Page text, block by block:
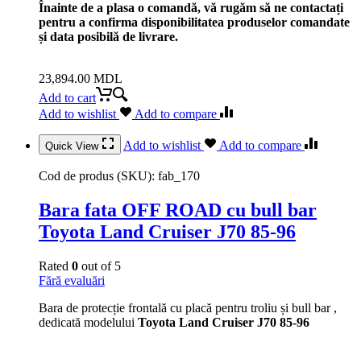
Înainte de a plasa o comandă, vă rugăm să ne contactați
pentru a confirma disponibilitatea produselor comandate
și data posibilă de livrare.
23,894.00 MDL
Add to cart
Add to wishlist
Add to compare
Quick View Add to wishlist Add to compare
Cod de produs (SKU): fab_170
Bara fata OFF ROAD cu bull bar
Toyota Land Cruiser J70 85-96
Rated 0 out of 5
Fără evaluări
Bara de protecție frontală cu placă pentru troliu și bull bar ,
dedicată modelului Toyota Land Cruiser J70 85-96